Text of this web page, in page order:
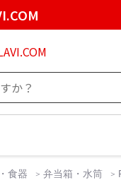
食器 弁当箱・水筒